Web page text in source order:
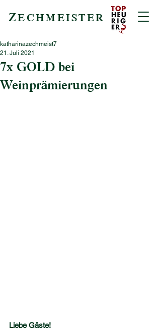
ZECHMEISTER
7x GOLD bei
Weinprämierungen
katharinazechmeist7
21. Juli 2021
Liebe Gäste!